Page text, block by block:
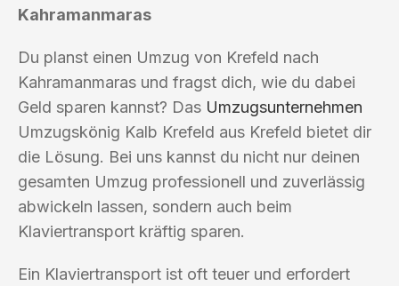
Kahramanmaras
Du planst einen Umzug von Krefeld nach
Kahramanmaras und fragst dich, wie du dabei
Geld sparen kannst? Das Umzugsunternehmen
Umzugskönig Kalb Krefeld aus Krefeld bietet dir
die Lösung. Bei uns kannst du nicht nur deinen
gesamten Umzug professionell und zuverlässig
abwickeln lassen, sondern auch beim
Klaviertransport kräftig sparen.
Ein Klaviertransport ist oft teuer und erfordert